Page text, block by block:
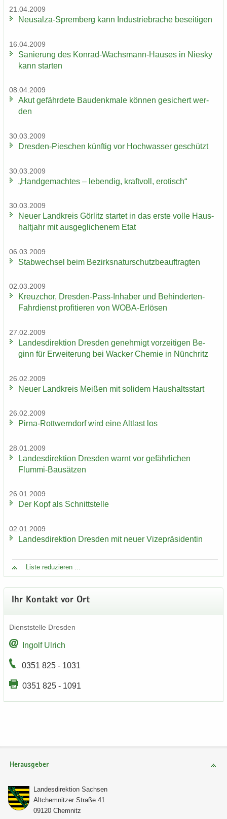
21.04.2009
Neusalza-​Spremberg kann In­dus­trie­bra­che be­sei­ti­gen
16.04.2009
Sa­nie­rung des Konrad-​Wachsmann-Hauses in Nies­ky
kann star­ten
08.04.2009
Akut ge­fähr­de­te Bau­denk­ma­le kön­nen ge­si­chert wer­
den
30.03.2009
Dresden-​Pieschen künf­tig vor Hoch­was­ser ge­schützt
30.03.2009
„Hand­ge­mach­tes – le­ben­dig, kraft­voll, ero­tisch“
30.03.2009
Neuer Land­kreis Gör­litz star­tet in das erste volle Haus­
halt­jahr mit aus­ge­gli­che­nem Etat
06.03.2009
Stab­wech­sel beim Be­zirks­na­tur­schutz­be­auf­trag­ten
02.03.2009
Kreuz­chor, Dresden-​Pass-Inhaber und Behinderten-​
Fahrdienst pro­fi­tie­ren von WOBA-​Erlösen
27.02.2009
Lan­des­di­rek­ti­on Dres­den ge­neh­migt vor­zei­ti­gen Be­
ginn für Er­wei­te­rung bei Wa­cker Che­mie in Nün­chritz
26.02.2009
Neuer Land­kreis Mei­ßen mit so­li­dem Haus­halts­start
26.02.2009
Pirna-​Rottwerndorf wird eine Alt­last los
28.01.2009
Lan­des­di­rek­ti­on Dres­den warnt vor ge­fähr­li­chen
Flummi-​Bausätzen
26.01.2009
Der Kopf als Schnitt­stel­le
02.01.2009
Lan­des­di­rek­ti­on Dres­den mit neuer Vi­ze­prä­si­den­tin
Liste re­du­zie­ren ...
Ihr Kon­takt vor Ort
Dienst­stel­le Dres­den
In­golf Ul­rich
0351 825 - 1031
0351 825 - 1091
Herausgeber
Lan­des­di­rek­ti­on Sach­sen
Alt­chem­nit­zer Stra­ße 41
09120 Chem­nitz